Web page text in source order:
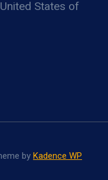
States of
by Kadence WP